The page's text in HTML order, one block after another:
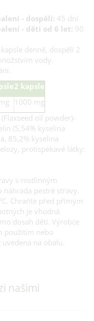
- dospělí: 45 dní
- děti od 6 let: 90
kapsle denně, dospělí 2
vody.
2 kapsle
1000 mg
oil powder)-
(5,54% kyselina
85,2% kyselina
protispékavé látky:
s rostlinným
pestré stravy.
Chraňte před přímým
je vhodná
dosah dětí. Výrobce
použitím nebo
na obalu.
našimi